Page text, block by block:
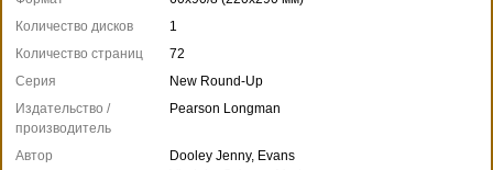
Количество дисков
1
Количество страниц
72
Серия
New Round-Up
Издательство /
производитель
Pearson Longman
Автор
Dooley Jenny, Evans